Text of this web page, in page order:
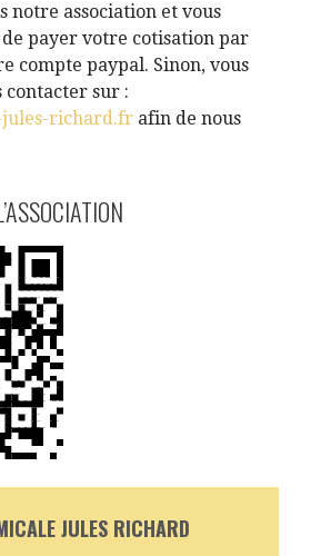
notre association et vous
payer votre cotisation par
compte paypal. Sinon, vous
contacter sur :
jules-richard.fr afin de nous
JULES RICHARD